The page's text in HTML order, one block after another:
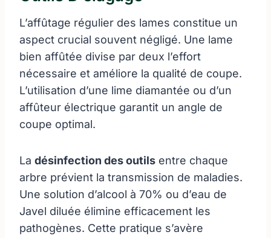
L’affûtage régulier des lames constitue un
aspect crucial souvent négligé. Une lame
bien affûtée divise par deux l’effort
nécessaire et améliore la qualité de coupe.
L’utilisation d’une lime diamantée ou d’un
affûteur électrique garantit un angle de
coupe optimal.
La désinfection des outils entre chaque
arbre prévient la transmission de maladies.
Une solution d’alcool à 70% ou d’eau de
Javel diluée élimine efficacement les
pathogènes. Cette pratique s’avère